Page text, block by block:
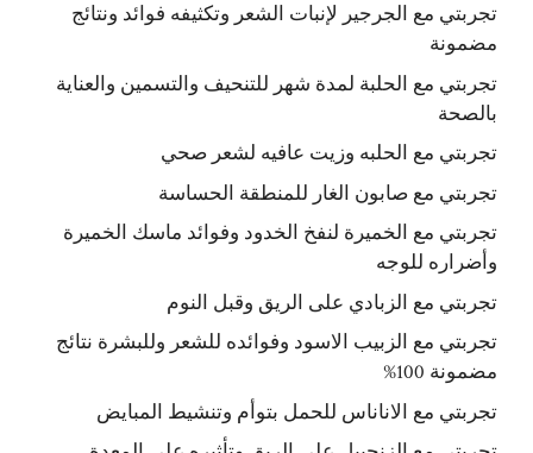
تجربتي مع الجرجير لإنبات الشعر وتكثيفه فوائد ونتائج
مضمونة
تجربتي مع الحلبة لمدة شهر للتنحيف والتسمين والعناية
بالصحة
تجربتي مع الحلبه وزيت عافيه لشعر صحي
تجربتي مع صابون الغار للمنطقة الحساسة
تجربتي مع الخميرة لنفخ الخدود وفوائد ماسك الخميرة
وأضراره للوجه
تجربتي مع الزبادي على الريق وقبل النوم
تجربتي مع الزبيب الاسود وفوائده للشعر وللبشرة نتائج
مضمونة 100%
تجربتي مع الاناناس للحمل بتوأم وتنشيط المبايض